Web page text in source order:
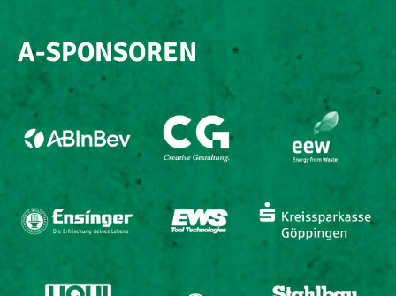
A-SPONSOREN